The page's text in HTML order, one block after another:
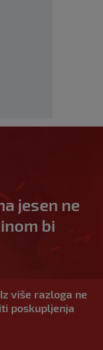
jesen ne
bi
više razloga ne
poskupljenja